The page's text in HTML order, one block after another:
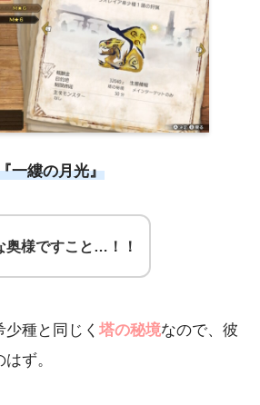
一縷の月光』
奥様ですこと…！！
種と同じく 塔の秘境なので、彼
ず。